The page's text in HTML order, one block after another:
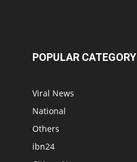
POPULAR CATEGORY
Viral News
National
Others
ibn24